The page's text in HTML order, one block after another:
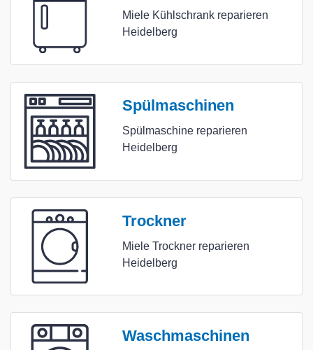
Miele Kühlschrank reparieren
Heidelberg
Spülmaschinen
Spülmaschine reparieren
Heidelberg
Trockner
Miele Trockner reparieren
Heidelberg
Waschmaschinen